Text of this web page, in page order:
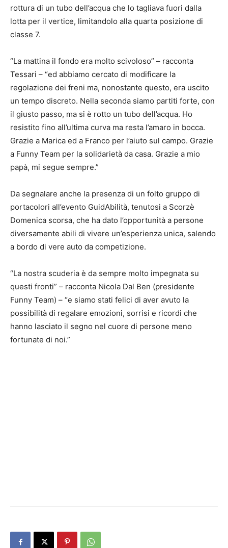
rottura di un tubo dell’acqua che lo tagliava fuori dalla
lotta per il vertice, limitandolo alla quarta posizione di
classe 7.
“La mattina il fondo era molto scivoloso” – racconta
Tessari – “ed abbiamo cercato di modificare la
regolazione dei freni ma, nonostante questo, era uscito
un tempo discreto. Nella seconda siamo partiti forte, con
il giusto passo, ma si è rotto un tubo dell’acqua. Ho
resistito fino all’ultima curva ma resta l’amaro in bocca.
Grazie a Marica ed a Franco per l’aiuto sul campo. Grazie
a Funny Team per la solidarietà da casa. Grazie a mio
papà, mi segue sempre.”
Da segnalare anche la presenza di un folto gruppo di
portacolori all’evento GuidAbilità, tenutosi a Scorzè
Domenica scorsa, che ha dato l’opportunità a persone
diversamente abili di vivere un’esperienza unica, salendo
a bordo di vere auto da competizione.
“La nostra scuderia è da sempre molto impegnata su
questi fronti” – racconta Nicola Dal Ben (presidente
Funny Team) – “e siamo stati felici di aver avuto la
possibilità di regalare emozioni, sorrisi e ricordi che
hanno lasciato il segno nel cuore di persone meno
fortunate di noi.”